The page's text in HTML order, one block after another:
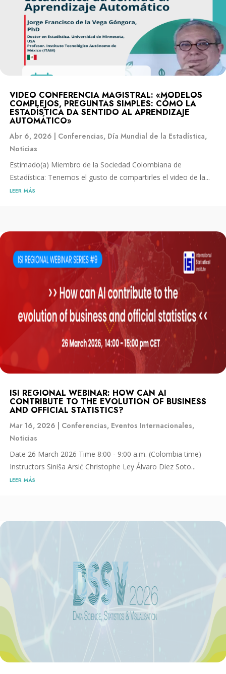
VIDEO CONFERENCIA MAGISTRAL: «MODELOS
COMPLEJOS, PREGUNTAS SIMPLES: CÓMO LA
ESTADÍSTICA DA SENTIDO AL APRENDIZAJE
AUTOMÁTICO»
Abr 6, 2026 | Conferencias, Día Mundial de la Estadística,
Noticias
Estimado(a) Miembro de la Sociedad Colombiana de
Estadística: Tenemos el gusto de compartirles el video de la...
leer más
ISI REGIONAL WEBINAR: HOW CAN AI
CONTRIBUTE TO THE EVOLUTION OF BUSINESS
AND OFFICIAL STATISTICS?
Mar 16, 2026 | Conferencias, Eventos Internacionales,
Noticias
Date 26 March 2026 Time 8:00 - 9:00 a.m. (Colombia time)
Instructors Siniša Arsić Christophe Ley Álvaro Diez Soto...
leer más